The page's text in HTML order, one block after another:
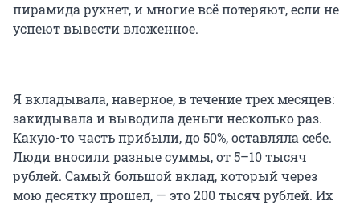
пирамида рухнет, и многие всё потеряют, если не
успеют вывести вложенное.
Я вкладывала, наверное, в течение трех месяцев:
закидывала и выводила деньги несколько раз.
Какую-то часть прибыли, до 50%, оставляла себе.
Люди вносили разные суммы, от 5–10 тысяч
рублей. Самый большой вклад, который через
мою десятку прошел, — это 200 тысяч рублей. Их